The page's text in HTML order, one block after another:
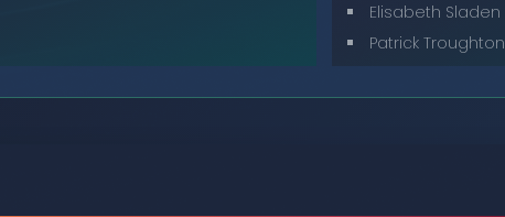
Elisabeth Sladen
Patrick Troughton